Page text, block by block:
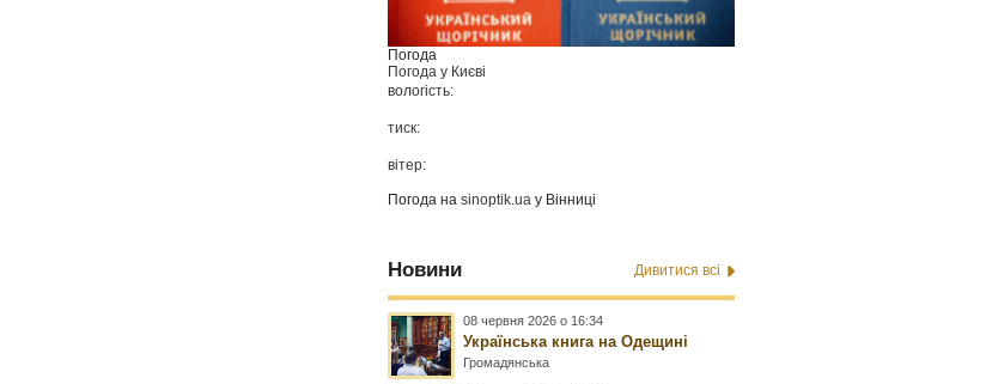
Погода
Погода у Києві
вологість:
тиск:
вітер:
Погода наsinoptik.ua у Вінниці
Новини Дивитися всі
08 червня 2026 о 16:34
Українська книга на Одещині
Громадянська